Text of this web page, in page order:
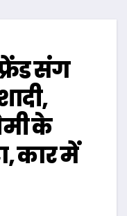
संग
के
कार में